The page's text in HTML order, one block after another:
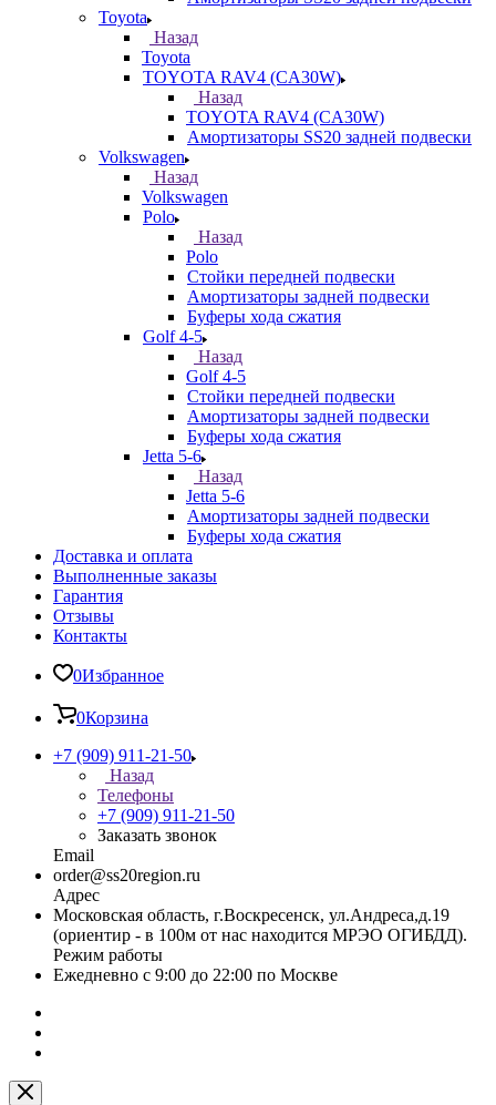
Toyota
Назад
Toyota
TOYOTA RAV4 (CA30W)
Назад
TOYOTA RAV4 (CA30W)
Амортизаторы SS20 задней подвески
Volkswagen
Назад
Volkswagen
Polo
Назад
Polo
Стойки передней подвески
Амортизаторы задней подвески
Буферы хода сжатия
Golf 4-5
Назад
Golf 4-5
Стойки передней подвески
Амортизаторы задней подвески
Буферы хода сжатия
Jetta 5-6
Назад
Jetta 5-6
Амортизаторы задней подвески
Буферы хода сжатия
Доставка и оплата
Выполненные заказы
Гарантия
Отзывы
Контакты
0Избранное
0Корзина
+7 (909) 911-21-50
Назад
Телефоны
+7 (909) 911-21-50
Заказать звонок
Email
order@ss20region.ru
Адрес
Московская область, г.Воскресенск, ул.Андреса,д.19
(ориентир - в 100м от нас находится МРЭО ОГИБДД).
Режим работы
Ежедневно с 9:00 до 22:00 по Москве